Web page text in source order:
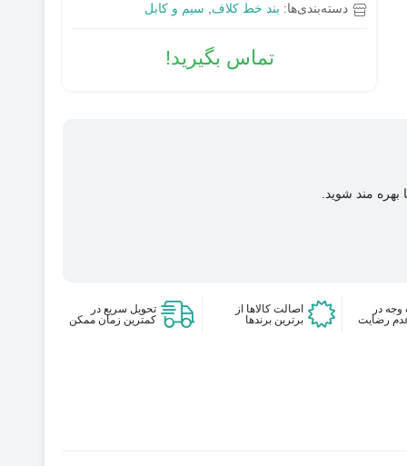
دسته‌بندی‌ها: بند خط کلاف سیم و کابل
تماس بگیرید!
مند شوید.
در
رضایت
اصالت کالاها از
برترین برندها
تحویل سریع در
کمترین زمان ممکن